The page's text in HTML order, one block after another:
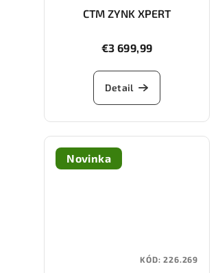
CTM ZYNK XPERT
€3 699,99
Detail
Novinka
KÓD:226.269